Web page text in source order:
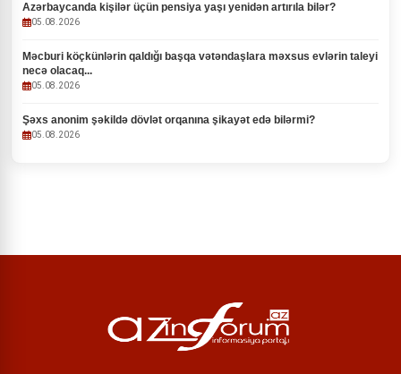
Azərbaycanda kişilər üçün pensiya yaşı yenidən artırıla bilər?
05.08.2026
Məcburi köçkünlərin qaldığı başqa vətəndaşlara məxsus evlərin taleyi
necə olacaq...
05.08.2026
Şəxs anonim şəkildə dövlət orqanına şikayət edə bilərmi?
05.08.2026